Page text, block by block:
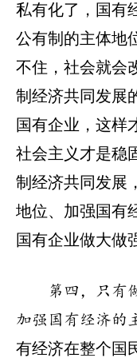
私有化了，国有
公有制的主体地
不住，社会就会
制经济共同发展
国有企业，这样
社会主义才是稳
制经济共同发展
地位、加强国有
国有企业做大做
第四，只有
加强国有经济的
有经济在整个国